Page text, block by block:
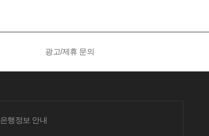
광고/제휴 문의
은행정보 안내